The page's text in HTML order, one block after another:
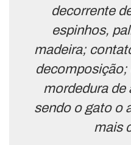
decorrente
espinhos,
madeira;
decomposição;
mordedura de
sendo o gato o
mais